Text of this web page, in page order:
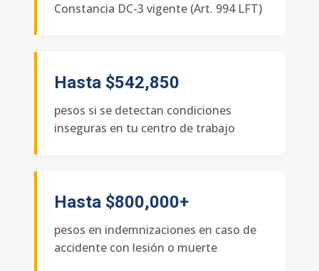
Constancia DC-3 vigente (Art. 994 LFT)
Hasta $542,850
pesos si se detectan condiciones
inseguras en tu centro de trabajo
Hasta $800,000+
pesos en indemnizaciones en caso de
accidente con lesión o muerte